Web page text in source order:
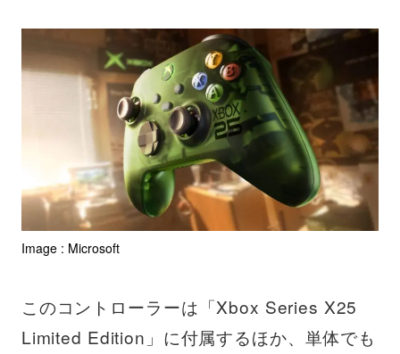
Image : Microsoft
このコントローラーは「Xbox Series X25
Limited Edition」に付属するほか、単体でも